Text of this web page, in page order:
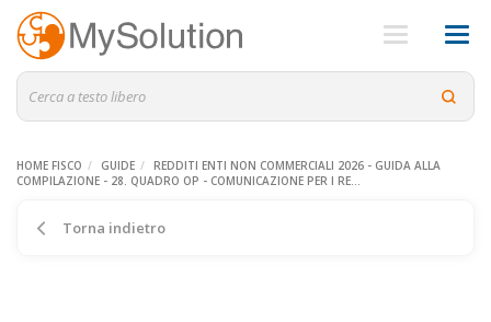
HOME FISCO GUIDE
REDDITI ENTI NON COMMERCIALI 2026 - GUIDA ALLA
COMPILAZIONE - 28. QUADRO OP - COMUNICAZIONE PER I RE...
Torna indietro